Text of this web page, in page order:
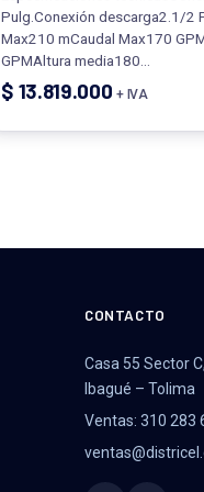
Pulg.Conexión descarga2.1/2
Max210 mCaudal Max170
GPMAltura media180…
$ 13.819.000 + IVA
CONTACTO
Casa 55 Sector
Ibagué – Tolima
Ventas: 310 283